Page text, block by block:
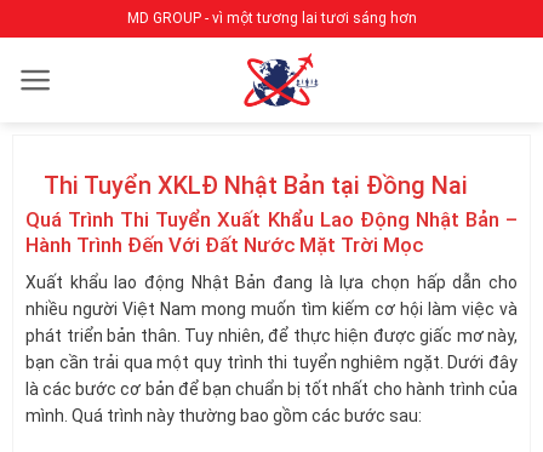
qua
nội
MD GROUP - vì một tương lai tươi sáng hơn
Thi Tuyển XKLĐ Nhật Bản tại Đồng Nai
Quá Trình Thi Tuyển Xuất Khẩu Lao Động Nhật Bản –
Hành Trình Đến Với Đất Nước Mặt Trời Mọc
Xuất khẩu lao động Nhật Bản đang là lựa chọn hấp dẫn cho
nhiều người Việt Nam mong muốn tìm kiếm cơ hội làm việc và
phát triển bản thân. Tuy nhiên, để thực hiện được giấc mơ này,
bạn cần trải qua một quy trình thi tuyển nghiêm ngặt. Dưới đây
là các bước cơ bản để bạn chuẩn bị tốt nhất cho hành trình của
mình. Quá trình này thường bao gồm các bước sau: